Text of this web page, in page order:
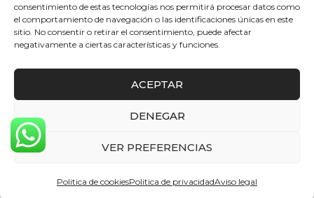
consentimiento de estas tecnologías nos permitirá procesar datos como
el comportamiento de navegación o las identificaciones únicas en este
sitio. No consentir o retirar el consentimiento, puede afectar
negativamente a ciertas características y funciones.
ACEPTAR
DENEGAR
VER PREFERENCIAS
Politica de cookiesPolitica de privacidadAviso legal
Carrito
Politica de envio y devoluciones
Copyright © 2026 Atelier by Pepita Home |